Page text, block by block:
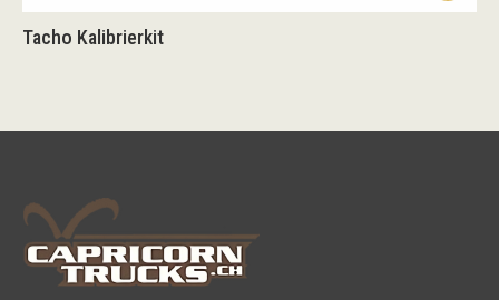
Tacho Kalibrierkit